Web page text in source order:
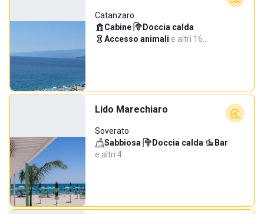
Catanzaro
Cabine· Doccia calda·
Accesso animali·e altri 16…
Lido Marechiaro
Soverato
Sabbiosa· Doccia calda· Bar·
e altri 4…